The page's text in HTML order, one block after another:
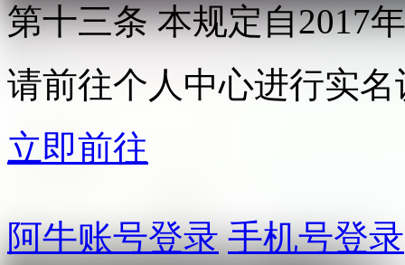
第十三条 本规定自2017
请前往个人中心进行实名
立即前往
阿牛账号登录 手机号登录